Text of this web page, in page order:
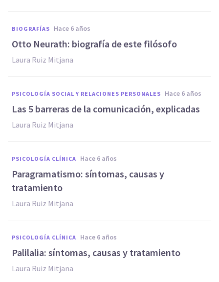
BIOGRAFÍAS hace 6 años
Otto Neurath: biografía de este filósofo
Laura Ruiz Mitjana
PSICOLOGÍA SOCIAL Y RELACIONES PERSONALES hace 6 años
Las 5 barreras de la comunicación, explicadas
Laura Ruiz Mitjana
PSICOLOGÍA CLÍNICA hace 6 años
Paragramatismo: síntomas, causas y
tratamiento
Laura Ruiz Mitjana
PSICOLOGÍA CLÍNICA hace 6 años
Palilalia: síntomas, causas y tratamiento
Laura Ruiz Mitjana